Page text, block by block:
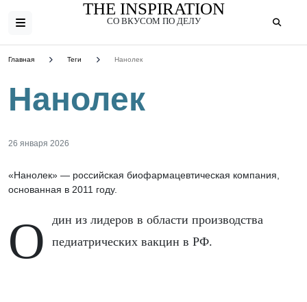
THE INSPIRATION
СО ВКУСОМ ПО ДЕЛУ
Главная Теги Нанолек
Нанолек
26 января 2026
«Нанолек» — российская биофармацевтическая компания,
основанная в 2011 году.
Один из лидеров в области производства педиатрических вакцин в РФ.